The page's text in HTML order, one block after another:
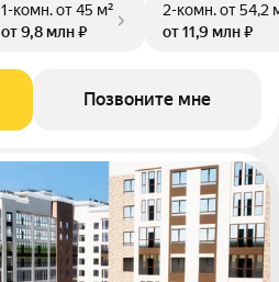
1-комн.от 45 м²
от 9,8 млн ₽
2-комн.от 54,2
от 11,9 млн ₽
Позвоните мне